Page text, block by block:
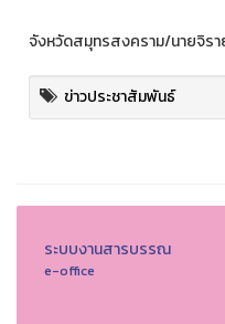
ภาพข่าว : ส
จังหวัดสมุทรสงคราม/นายจิร
ข่าวประชาสัมพันธ์
ระบบงานสารบรรณ
e-office